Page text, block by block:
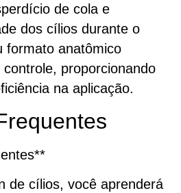
de cola e
dos cílios durante o
formato anatômico
proporcionando
na aplicação.
de cílios, você aprenderá